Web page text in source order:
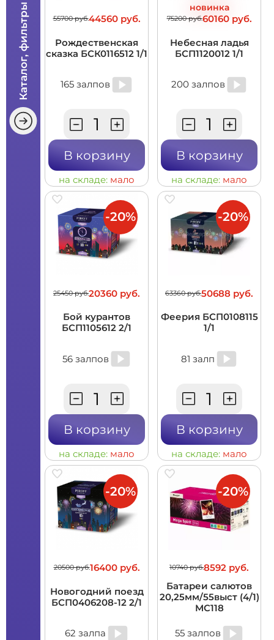
Каталог, фильтры 55700 руб.44560 руб.
Рождественская
сказка БСК0116512 1/1
165 залпов
В корзину
на складе: мало
новинка
75200 руб.60160 руб.
Небесная ладья
БСП1120012 1/1
200 залпов
В корзину
на складе: мало
25450 руб.20360 руб.
Бой курантов
БСП1105612 2/1
56 залпов
В корзину
на складе: мало
-20%
63360 руб.50688 руб.
Феерия БСП0108115
1/1
81 залп
В корзину
на складе: мало
-20%
20500 руб.16400 руб.
Новогодний поезд
БСП0406208-12 2/1
62 залпа
-20%
10740 руб.8592 руб.
Батареи салютов
20,25мм/55выст (4/1)
MC118
55 залпов
-20%